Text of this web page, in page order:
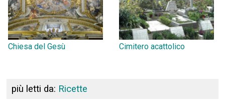
Chiesa del Gesù Cimitero acattolico
più letti da: Ricette